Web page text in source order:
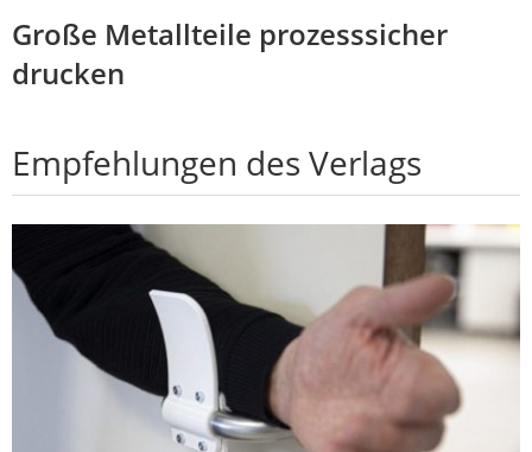
Große Metallteile prozesssicher
drucken
Empfehlungen des Verlags